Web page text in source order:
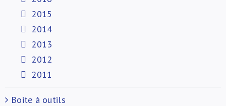
2015
2014
2013
2012
2011
Boite à outils